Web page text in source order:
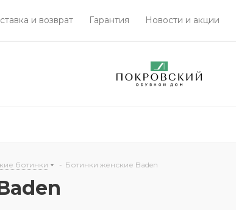
и возврат Гарантия Новости и акции
ботинки - Ботинки женские Baden